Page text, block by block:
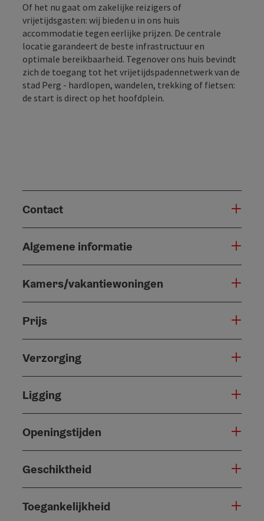
Of het nu gaat om zakelijke reizigers of
vrijetijdsgasten: wij bieden u in ons huis
accommodatie tegen eerlijke prijzen. De centrale
locatie garandeert de beste infrastructuur en
optimale bereikbaarheid. Tegenover ons huis bevindt
zich de toegang tot het vrijetijdspadennetwerk van de
stad Perg - hardlopen, wandelen, trekking of fietsen:
de start is direct op het hoofdplein.
Contact
Algemene informatie
Kamers/vakantiewoningen
Prijs
Verzorging
Ligging
Openingstijden
Geschiktheid
Toegankelijkheid